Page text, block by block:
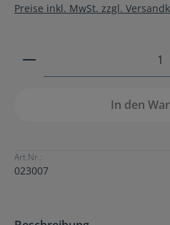
Preise inkl. MwSt. zzgl.
Produkt Anzahl: Gib
In den
Art.Nr.:
023007